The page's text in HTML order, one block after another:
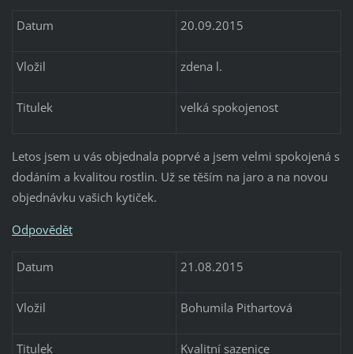
Datum 20.09.2015
Vložil zdena l.
Titulek velká spokojenost
Letos jsem u vás objednala poprvé a jsem velmi spokojená s
dodáním a kvalitou rostlin. Už se těším na jaro a na novou
objednávku vašich kytiček.
Odpovědět
Datum 21.08.2015
Vložil Bohumila Pithartová
Titulek Kvalitní sazenice